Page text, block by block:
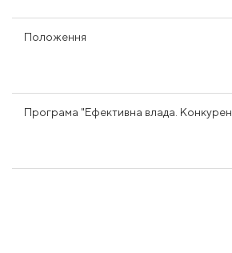
Положення
Програма "Ефективна влада.